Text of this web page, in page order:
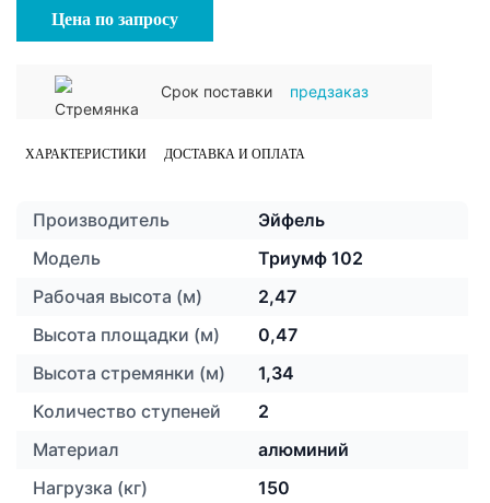
Цена по запросу
Срок поставки предзаказ
ХАРАКТЕРИСТИКИ ДОСТАВКА И ОПЛАТА
Производитель
Эйфель
Модель
Триумф 102
Рабочая высота (м)
2,47
Высота площадки (м)
0,47
Высота стремянки (м)
1,34
Количество ступеней
2
Материал
алюминий
Нагрузка (кг)
150